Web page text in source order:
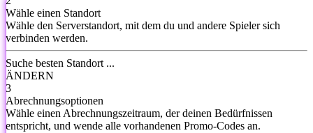
Wähle einen Standort
Wähle den Serverstandort, mit dem du und andere Spieler sich
verbinden werden.
Suche besten Standort ...
ÄNDERN
3
Abrechnungsoptionen
Wähle einen Abrechnungszeitraum, der deinen Bedürfnissen
entspricht, und wende alle vorhandenen Promo-Codes an.